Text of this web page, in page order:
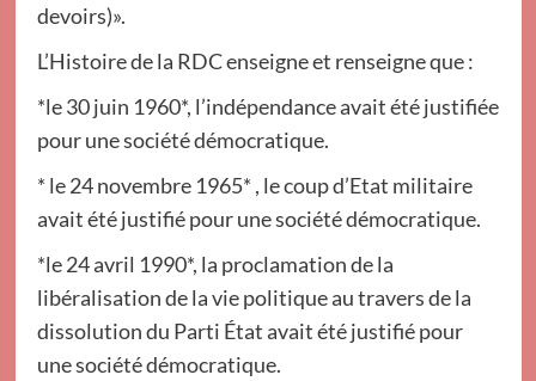
devoirs)».
L’Histoire de la RDC enseigne et renseigne que :
*le 30 juin 1960*, l’indépendance avait été justifiée
pour une société démocratique.
* le 24 novembre 1965* , le coup d’Etat militaire
avait été justifié pour une société démocratique.
*le 24 avril 1990*, la proclamation de la
libéralisation de la vie politique au travers de la
dissolution du Parti État avait été justifié pour
une société démocratique.